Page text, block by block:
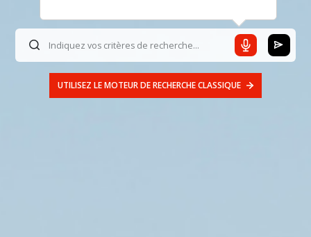
UTILISEZ LE MOTEUR DE RECHERCHE CLASSIQUE